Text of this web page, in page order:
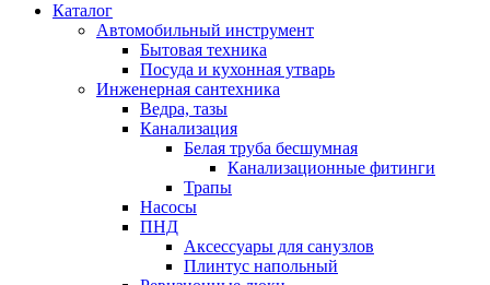
Каталог
Автомобильный инструмент
Бытовая техника
Посуда и кухонная утварь
Инженерная сантехника
Ведра, тазы
Канализация
Белая труба бесшумная
Канализационные фитинги
Трапы
Насосы
ПНД
Аксессуары для санузлов
Плинтус напольный